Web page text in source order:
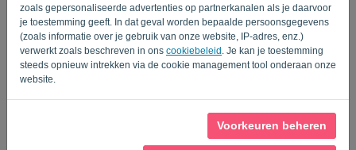
zoals gepersonaliseerde advertenties op partnerkanalen als je daarvoor
je toestemming geeft. In dat geval worden bepaalde persoonsgegevens
(zoals informatie over je gebruik van onze website, IP-adres, enz.)
verwerkt zoals beschreven in ons cookiebeleid . Je kan je toestemming
steeds opnieuw intrekken via de cookie management tool onderaan onze
website.
Voorkeuren beheren